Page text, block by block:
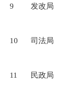
9 发改局
10 司法局
11 民政局